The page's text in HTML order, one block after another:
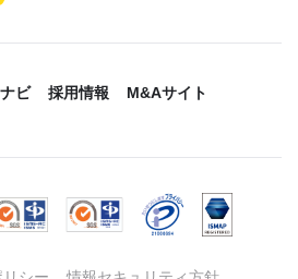
ビ 採用情報 M&Aサイト